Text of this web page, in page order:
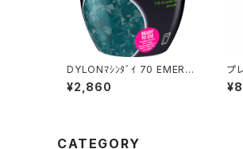
DYLONﾏｼﾝﾀﾞｲ 70 EMERAL
D GREEN
¥2,860
プ
E
CATEGORY